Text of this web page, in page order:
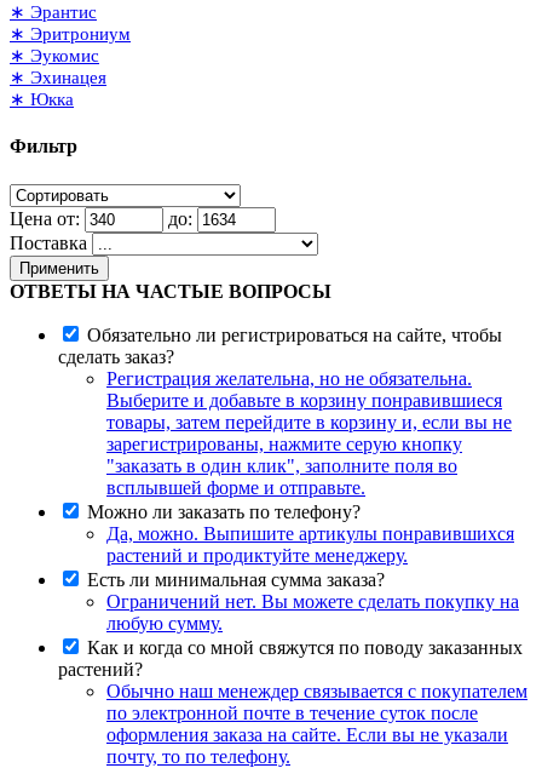
∗ Эрантис
∗ Эритрониум
∗ Эукомис
∗ Эхинацея
∗ Юкка
Фильтр
Цена от:
до:
Поставка
Применить
ОТВЕТЫ НА ЧАСТЫЕ ВОПРОСЫ
Обязательно ли регистрироваться на сайте, чтобы
сделать заказ?
Регистрация желательна, но не обязательна.
Выберите и добавьте в корзину понравившиеся
товары, затем перейдите в корзину и, если вы не
зарегистрированы, нажмите серую кнопку
"заказать в один клик", заполните поля во
всплывшей форме и отправьте.
Можно ли заказать по телефону?
Да, можно. Выпишите артикулы понравившихся
растений и продиктуйте менеджеру.
Есть ли минимальная сумма заказа?
Ограничений нет. Вы можете сделать покупку на
любую сумму.
Как и когда со мной свяжутся по поводу заказанных
растений?
Обычно наш менеждер связывается с покупателем
по электронной почте в течение суток после
оформления заказа на сайте. Если вы не указали
почту, то по телефону.